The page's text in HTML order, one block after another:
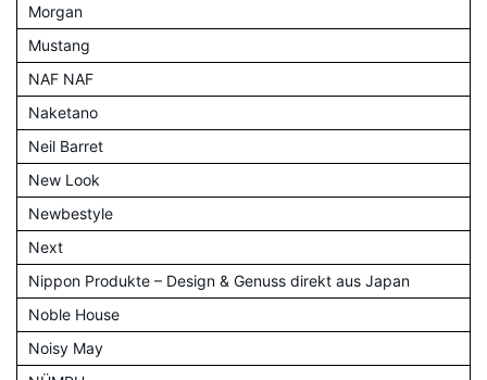
Morgan
Mustang
NAF NAF
Naketano
Neil Barret
New Look
Newbestyle
Next
Nippon Produkte – Design & Genuss direkt aus Japan
Noble House
Noisy May